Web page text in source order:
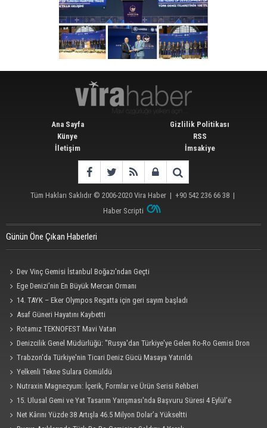
Ana Sayfa
Künye
İletişim
Gizlilik Politikası
RSS
İmsakiye
Tüm Hakları Saklıdır © 2006-2020 Vira Haber | +90 542 236 66 38 |
Haber Scripti
Günün Öne Çıkan Haberleri
Dev Vinç Gemisi İstanbul Boğazı'ndan Geçti
Ege Denizi’nin En Büyük Mercan Ormanı
14. TAYK – Eker Olympos Regatta için geri sayım başladı
Asaf Güneri Hayatını Kaybetti
Rotamız TEKNOFEST Mavi Vatan
Denizcilik Genel Müdürlüğü: "Rusya'dan Türkiye'ye Gelen Ro-Ro Gemisi Dron
Saldırısına Uğradı"
Trabzon'da Türkiye'nin Ticari Deniz Gücü Masaya Yatırıldı
Yelkenli Tekne Sulara Gömüldü
Nutraxin Magnezyum: İçerik, Formlar ve Ürün Serisi Rehberi
15. Ulusal Gemi ve Yat Tasarım Yarışması'nda Başvuru Süresi 4 Eylül'e
UzatıldıNet Kârını Yüzde 38 Artışla 46.5 Milyon Dolar’a Yükseltti